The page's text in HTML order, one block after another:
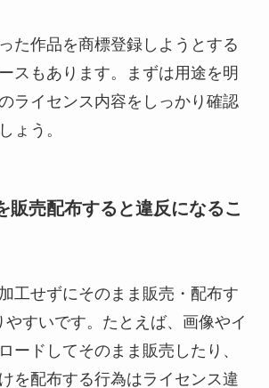
た作品を商標登録しようとする
スもあります。まずは用途を明
ライセンス内容をしっかり確認
ょう。
販売配布すると違反になるこ
工せずにそのまま販売・配布す
やすいです。たとえば、画像やイ
ードしてそのまま販売したり、
を配布する行為はライセンス違